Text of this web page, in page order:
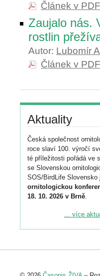
Článek v
Zaujalo nás.
rostlin
Autor: Lubomír
Článek v
Aktuality
Česká společnost
roce slaví 100. výročí
té příležitosti pořádá ve
se Slovenskou
SOS/BirdLife Slovensko
ornitologickou
18. 10. 2026 v Brně.
Podrobnější informace
Registrovat se můžete
... více